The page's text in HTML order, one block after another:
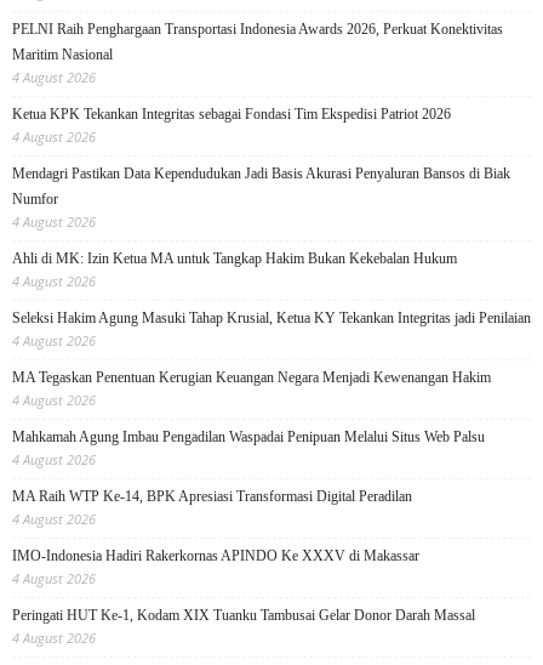
PELNI Raih Penghargaan Transportasi Indonesia Awards 2026, Perkuat Konektivitas
Maritim Nasional
4 August 2026
Ketua KPK Tekankan Integritas sebagai Fondasi Tim Ekspedisi Patriot 2026
4 August 2026
Mendagri Pastikan Data Kependudukan Jadi Basis Akurasi Penyaluran Bansos di Biak
Numfor
4 August 2026
Ahli di MK: Izin Ketua MA untuk Tangkap Hakim Bukan Kekebalan Hukum
4 August 2026
Seleksi Hakim Agung Masuki Tahap Krusial, Ketua KY Tekankan Integritas jadi Penilaian
4 August 2026
MA Tegaskan Penentuan Kerugian Keuangan Negara Menjadi Kewenangan Hakim
4 August 2026
Mahkamah Agung Imbau Pengadilan Waspadai Penipuan Melalui Situs Web Palsu
4 August 2026
MA Raih WTP Ke-14, BPK Apresiasi Transformasi Digital Peradilan
4 August 2026
IMO-Indonesia Hadiri Rakerkornas APINDO Ke XXXV di Makassar
4 August 2026
Peringati HUT Ke-1, Kodam XIX Tuanku Tambusai Gelar Donor Darah Massal
4 August 2026